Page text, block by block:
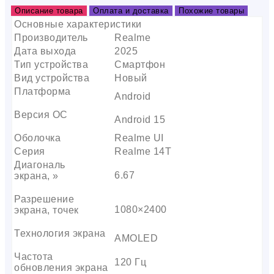
Описание товара Оплата и доставка Похожие товары
Основные характеристики
Производитель
Realme
Дата выхода
2025
Тип устройства
Смартфон
Вид устройства
Новый
Платформа
Android
Версия ОС
Android 15
Оболочка
Realme UI
Серия
Realme 14T
Диагональ
экрана, »
6.67
Разрешение
экрана, точек
1080×2400
Технология экрана
AMOLED
Частота
обновления экрана
120 Гц